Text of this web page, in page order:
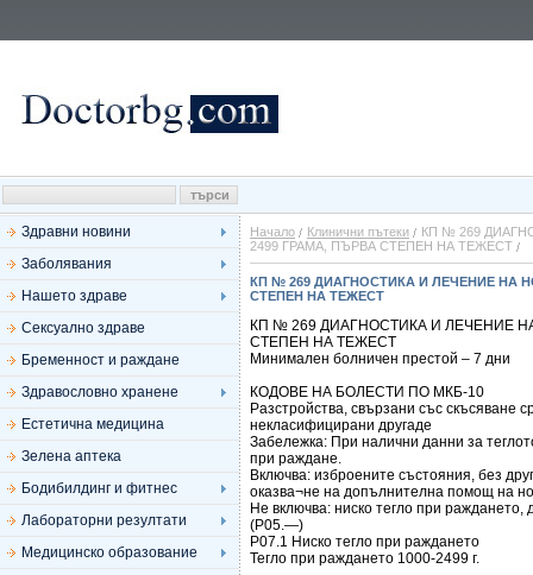
Здравни новини
Заболявания
Нашето здраве
Сексуално здраве
Бременност и раждане
Здравословно хранене
Естетична медицина
Зелена аптека
Бодибилдинг и фитнес
Лабораторни резултати
Медицинско образование
Начало Клинични пътеки
КП № 269
2499 ГРАМА, ПЪРВА СТЕПЕН НА ТЕЖЕСТ
КП № 269 ДИАГНОСТИКА И ЛЕЧЕНИЕ НА
СТЕПЕН НА ТЕЖЕСТ
КП № 269 ДИАГНОСТИКА И ЛЕЧЕНИЕ
СТЕПЕН НА ТЕЖЕСТ
Минимален болничен престой – 7 дни
КОДОВЕ НА БОЛЕСТИ ПО МКБ-10
Разстройства, свързани със скъсяване
некласифицирани другаде
Забележка: При налични данни за
при раждане.
Включва: изброените състояния, без
оказва¬не на допълнителна помощ на
Не включва: ниско тегло при
(Р05.—)
Р07.1 Ниско тегло при раждането
Тегло при раждането 1000-2499 г.